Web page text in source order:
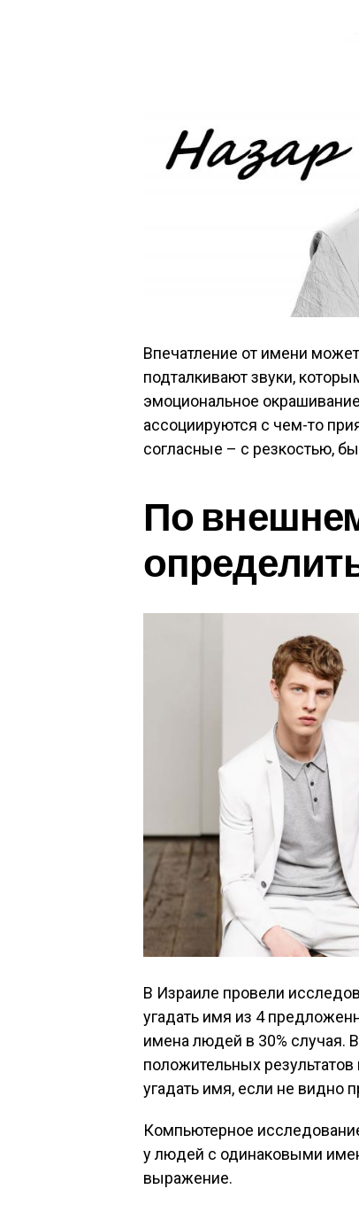
Впечатление от имени
подталкивают звуки,
эмоциональное
ассоциируются с чем-то
согласные – с резкостью,
По
В Израиле провели
угадать имя из 4
имена людей в 30% случая.
положительных
угадать имя, если не видно
Компьютерное
у людей с одинаковыми
выражение.